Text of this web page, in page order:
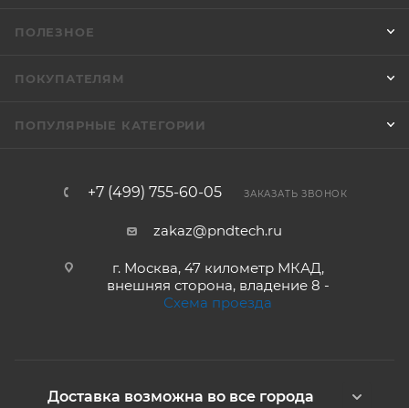
ПОЛЕЗНОЕ
ПОКУПАТЕЛЯМ
ПОПУЛЯРНЫЕ КАТЕГОРИИ
+7 (499) 755-60-05 ЗАКАЗАТЬ ЗВОНОК
zakaz@pndtech.ru
г. Москва, 47 километр МКАД,
внешняя сторона, владение 8 -
Схема проезда
Доставка возможна во все города